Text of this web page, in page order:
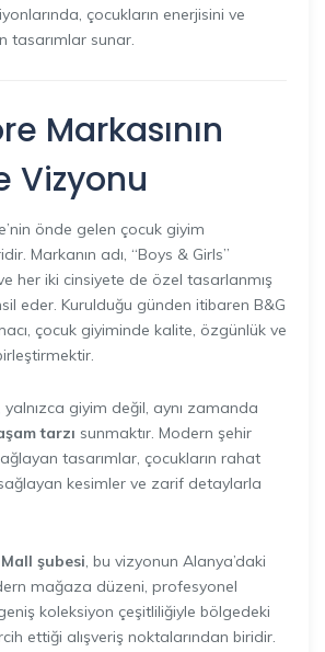
çocukların enerjisini ve
tasarımlar sunar.
Markasının
Vizyonu
önde gelen çocuk giyim
Markanın adı, “Boys & Girls”
her iki cinsiyete de özel tasarlanmış
eder. Kurulduğu günden itibaren B&G
çocuk giyiminde kalite, özgünlük ve
yalnızca giyim değil, aynı zamanda
tarzı sunmaktır. Modern şehir
tasarımlar, çocukların rahat
kesimler ve zarif detaylarla
şubesi, bu vizyonun Alanya’daki
mağaza düzeni, profesyonel
koleksiyon çeşitliliğiyle bölgedeki
ettiği alışveriş noktalarından biridir.